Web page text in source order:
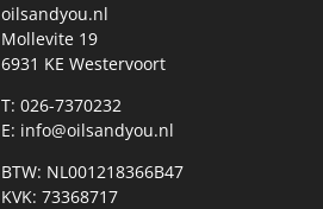
oilsandyou.nl
Mollevite 19
6931 KE Westervoort
T: 026-7370232
E: info@oilsandyou.nl
BTW: NL001218366B47
KVK: 73368717